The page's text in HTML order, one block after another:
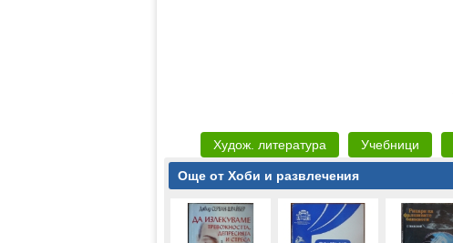
Худож. литература Учебници
Още от Хоби и развлечения